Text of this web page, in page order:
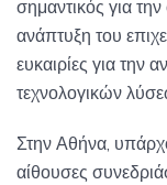
σημαντικός για
ανάπτυξη του
ευκαιρίες για την
τεχνολογικών
Στην Αθήνα,
αίθουσες